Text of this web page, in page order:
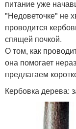
питание уже
"Недоветочке" не
проводится
спящей почкой.
О том, как
она помогает
предлагаем
Кербовка дерева: